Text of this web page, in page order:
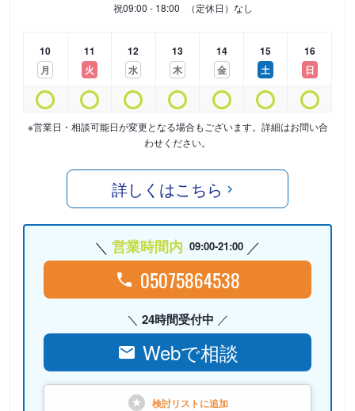
祝09:00 - 18:00 （定休日）なし
10
月
11
火
12
水
13
木
14
金
15
土
16
日
※営業日・相談可能日が変更となる場合もございます。詳細はお問い合
わせください。
詳しくはこちら
営業時間内 09:00-21:00
05075864538
24時間受付中
Webで相談
検討リストに追加